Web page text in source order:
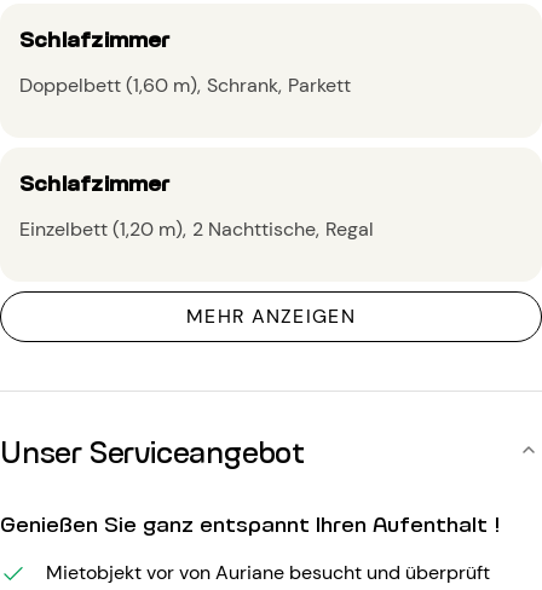
Schlafzimmer
Doppelbett (1,60 m) Schrank Parkett
Schlafzimmer
Einzelbett (1,20 m) 2 Nachttische Regal
MEHR ANZEIGEN
Unser Serviceangebot
Genießen Sie ganz entspannt Ihren Aufenthalt !
Mietobjekt vor von Auriane besucht und überprüft